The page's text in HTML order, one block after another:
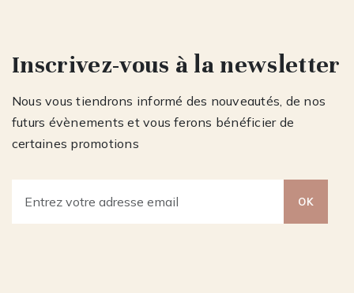
Inscrivez-vous à la newsletter
Nous vous tiendrons informé des nouveautés, de nos
futurs évènements et vous ferons bénéficier de
certaines promotions
OK